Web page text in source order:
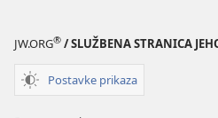
JW.ORG® / SLUŽBENA STRANICA
Postavke prikaza